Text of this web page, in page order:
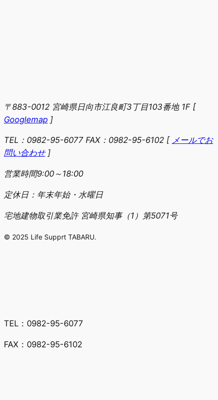
〒883-0012 宮崎県日向市江良町3丁目103番地 1F [
Googlemap ]
TEL：0982-95-6077 FAX：0982-95-6102 [ メールでお
問い合わせ]
営業時間9:00～18:00
定休日：年末年始・水曜日
宅地建物取引業免許 宮崎県知事（1）第5071号
© 2025 Life Supprt TABARU.
TEL：0982-95-6077
FAX：0982-95-6102